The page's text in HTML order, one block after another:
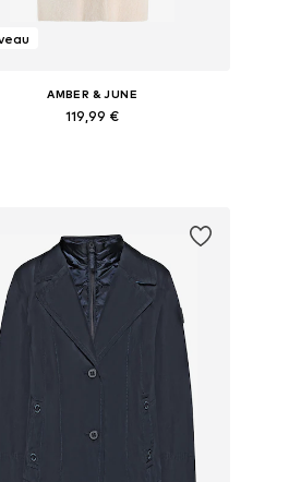
AMBER & JUNE
119,99 €